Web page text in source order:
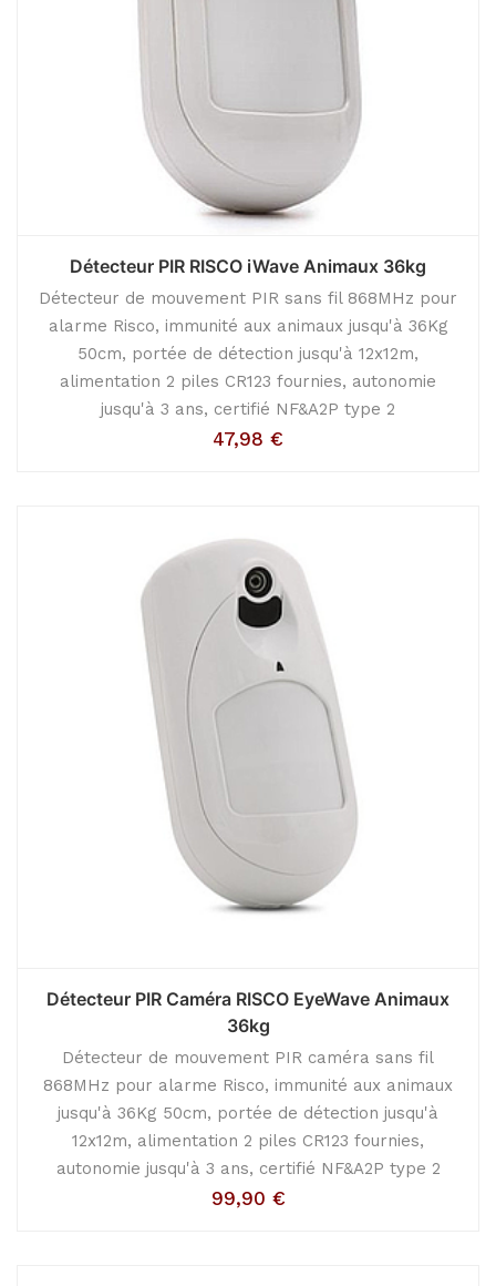
Détecteur PIR RISCO iWave Animaux 36kg
Détecteur de mouvement PIR sans fil 868MHz pour
alarme Risco, immunité aux animaux jusqu'à 36Kg
50cm, portée de détection jusqu'à 12x12m,
alimentation 2 piles CR123 fournies, autonomie
jusqu'à 3 ans, certifié NF&A2P type 2
47,98 €
Détecteur PIR Caméra RISCO EyeWave Animaux
36kg
Détecteur de mouvement PIR caméra sans fil
868MHz pour alarme Risco, immunité aux animaux
jusqu'à 36Kg 50cm, portée de détection jusqu'à
12x12m, alimentation 2 piles CR123 fournies,
autonomie jusqu'à 3 ans, certifié NF&A2P type 2
99,90 €